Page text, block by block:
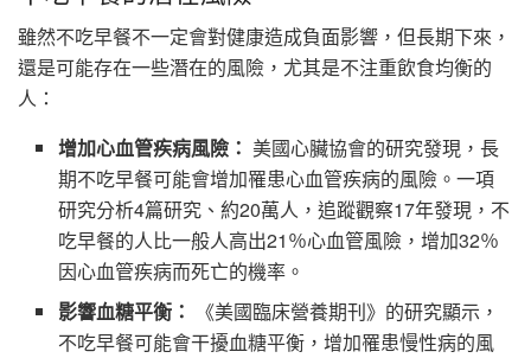
雖然不吃早餐不一定會對健康造成負面影響，但長期下來，
還是可能存在一些潛在的風險，尤其是不注重飲食均衡的
人：
增加心血管疾病風險： 美國心臟協會的研究發現，長
期不吃早餐可能會增加罹患心血管疾病的風險。一項
研究分析4篇研究、約20萬人，追蹤觀察17年發現，不
吃早餐的人比一般人高出21％心血管風險，增加32％
因心血管疾病而死亡的機率。
影響血糖平衡：
《美國臨床營養期刊》的研究顯示，
不吃早餐可能會干擾血糖平衡，增加罹患慢性病的風